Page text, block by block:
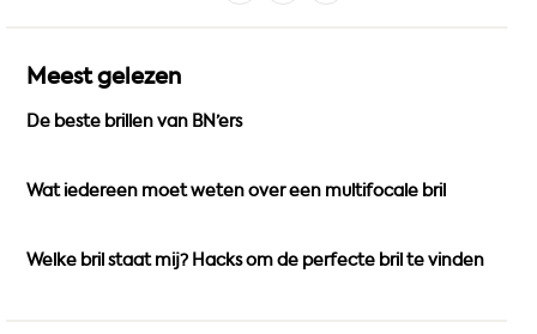
a
o
n
m
o
Meest gelezen
De beste brillen van BN’ers
Wat iedereen moet weten over een multifocale bril
Welke bril staat mij? Hacks om de perfecte bril te vinden